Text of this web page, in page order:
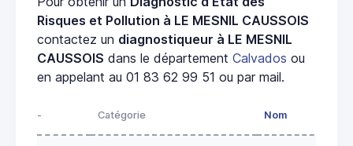
Risques et Pollution à LE MESNIL CAUSSOIS
contactez un diagnostiqueur à LE MESNIL
CAUSSOIS dans le département Calvados ou
en appelant au 01 83 62 99 51 ou par mail.
- Catégorie Nom